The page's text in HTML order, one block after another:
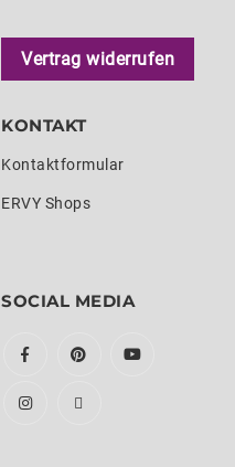
Vertrag widerrufen
KONTAKT
Kontaktformular
ERVY Shops
SOCIAL MEDIA